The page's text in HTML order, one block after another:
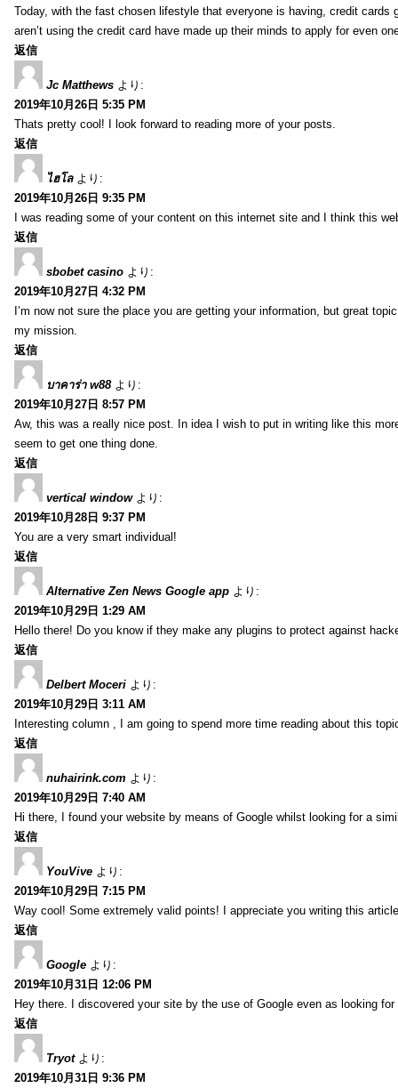
Today, with the fast chosen lifestyle that everyone is having, credit
aren’t using the credit card have made up their minds to apply for even
返信
Jc Matthews より:
2019年10月26日 5:35 PM
Thats pretty cool! I look forward to reading more of your posts.
返信
ไฮโล より:
2019年10月26日 9:35 PM
I was reading some of your content on this internet site and I think this
返信
sbobet casino より:
2019年10月27日 4:32 PM
I’m now not sure the place you are getting your information, but great
my mission.
返信
บาคาร่า w88 より:
2019年10月27日 8:57 PM
Aw, this was a really nice post. In idea I wish to put in writing like this
seem to get one thing done.
返信
vertical window より:
2019年10月28日 9:37 PM
You are a very smart individual!
返信
Alternative Zen News Google app より:
2019年10月29日 1:29 AM
Hello there! Do you know if they make any plugins to protect against
返信
Delbert Moceri より:
2019年10月29日 3:11 AM
Interesting column , I am going to spend more time reading about this
返信
nuhairink.com より:
2019年10月29日 7:40 AM
Hi there, I found your website by means of Google whilst looking for a
返信
YouVive より:
2019年10月29日 7:15 PM
Way cool! Some extremely valid points! I appreciate you writing this
返信
Google より:
2019年10月31日 12:06 PM
Hey there. I discovered your site by the use of Google even as looking
返信
Tryot より:
2019年10月31日 9:36 PM